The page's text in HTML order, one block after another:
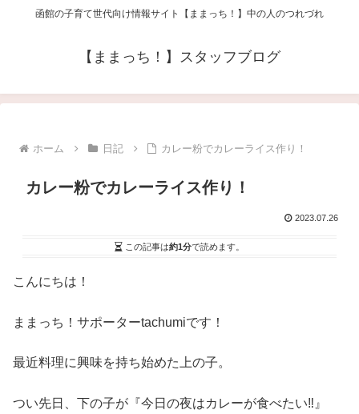
函館の子育て世代向け情報サイト【ままっち！】中の人のつれづれ
【ままっち！】スタッフブログ
ホーム 日記 カレー粉でカレーライス作り！
カレー粉でカレーライス作り！
2023.07.26
この記事は約1分で読めます。
こんにちは！
ままっち！サポーターtachumiです！
最近料理に興味を持ち始めた上の子。
つい先日、下の子が『今日の夜はカレーが食べたい‼︎ 』